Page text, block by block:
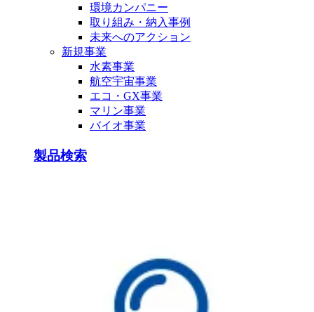
環境カンパニー
取り組み・納入事例
未来へのアクション
新規事業
水素事業
航空宇宙事業
エコ・GX事業
マリン事業
バイオ事業
製品検索